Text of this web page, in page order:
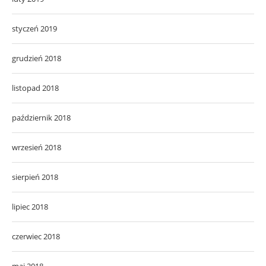
styczeń 2019
grudzień 2018
listopad 2018
październik 2018
wrzesień 2018
sierpień 2018
lipiec 2018
czerwiec 2018